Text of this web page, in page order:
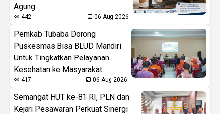
Agung
442 06-Aug-2026
Pemkab Tubaba Dorong
Puskesmas Bisa BLUD Mandiri
Untuk Tingkatkan Pelayanan
Kesehatan ke Masyarakat
417 06-Aug-2026
Semangat HUT ke-81 RI, PLN dan
Kejari Pesawaran Perkuat Sinergi